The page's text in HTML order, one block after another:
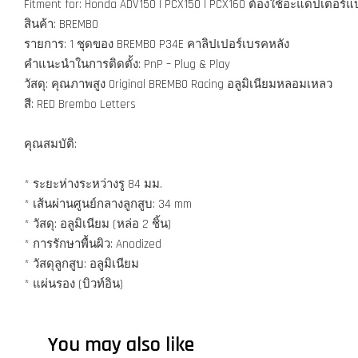
Fitment for: Honda ADV150 | PCX150 | PCX160 ต้องใช้อะแดปเ
สินค้า: BREMBO
รายการ: 1 ชุดของ BREMBO P34E คาลิปเปอร์เบรคหลัง
คำแนะนำในการติดตั้ง: PnP – Plug & Play
วัสดุ: คุณภาพสูง Original BREMBO Racing อลูมิเนียมหลอมเหลว
สี: RED Brembo Letters
คุณสมบัติ:
* ระยะห่างระหว่างรู 84 มม.
* เส้นผ่านศูนย์กลางลูกสูบ: 34 mm
* วัสดุ: อลูมิเนียม (หล่อ 2 ชิ้น)
* การรักษาพื้นผิว: Anodized
* วัสดุลูกสูบ: อลูมิเนียม
* แผ่นรอง (บิวท์อิน)
You may also like